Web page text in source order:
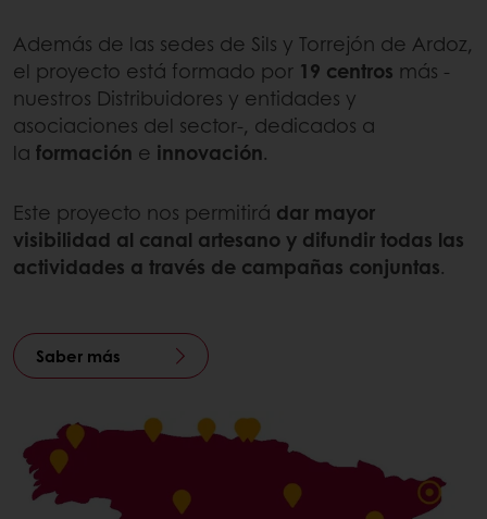
Además de las sedes de Sils y Torrejón de Ardoz,
el proyecto está formado por 19 centros más -
nuestros Distribuidores y entidades y
asociaciones del sector-, dedicados a
la formación e innovación.
Este proyecto nos permitirá dar mayor
visibilidad al canal artesano y difundir todas las
actividades a través de campañas conjuntas.
Saber más